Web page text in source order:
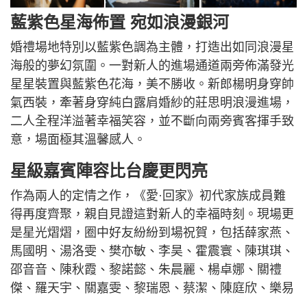
藍紫色星海佈置 宛如浪漫銀河
婚禮場地特別以藍紫色調為主體，打造出如同浪漫星
海般的夢幻氛圍。一對新人的進場通道兩旁佈滿發光
星星裝置與藍紫色花海，美不勝收。新郎楊明身穿帥
氣西裝，牽著身穿純白露肩婚紗的莊思明浪漫進場，
二人全程洋溢著幸福笑容，並不斷向兩旁賓客揮手致
意，場面極其溫馨感人。
星級嘉賓陣容比台慶更閃亮
作為兩人的定情之作，《愛·回家》初代家族成員難
得再度齊聚，親自見證這對新人的幸福時刻。現場更
是星光熠熠，圈中好友紛紛到場祝賀，包括薛家燕、
馬國明、湯洛雯、樊亦敏、李昊、霍震寰、陳琪琪、
邵音音、陳秋霞、黎諾懿、朱晨麗、楊卓娜、關禮
傑、羅天宇、關嘉雯、黎瑞恩、蔡潔、陳庭欣、樂易